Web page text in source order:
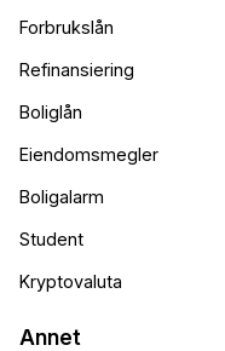
Forbrukslån
Refinansiering
Boliglån
Eiendomsmegler
Boligalarm
Student
Kryptovaluta
Annet